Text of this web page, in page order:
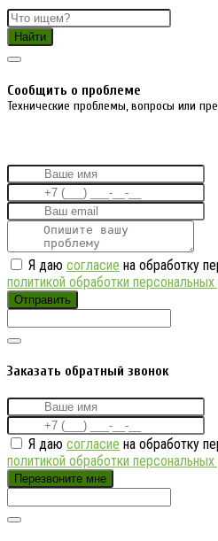
Найти
Cообщить о проблеме
Технические проблемы, вопросы или
Я даю согласие на обработку
политикой обработки
Отправить
Заказать обратный звонок
Я даю согласие на обработку
политикой обработки
Перезвоните мне